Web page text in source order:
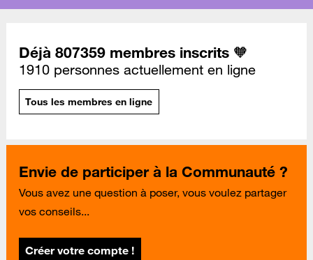
Déjà 807359 membres inscrits 🧡
1910 personnes actuellement en ligne
Tous les membres en ligne
Envie de participer à la Communauté ?
Vous avez une question à poser, vous voulez partager
vos conseils...
Créer votre compte !